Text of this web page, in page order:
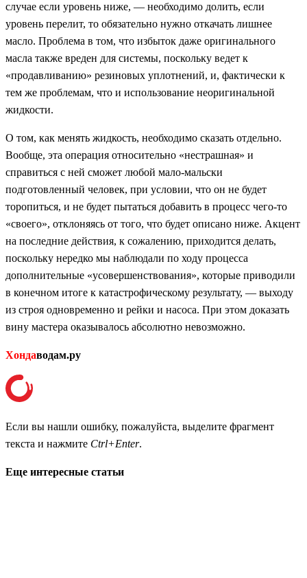
случае если уровень ниже, — необходимо долить, если
уровень перелит, то обязательно нужно откачать лишнее
масло. Проблема в том, что избыток даже оригинального
масла также вреден для системы, поскольку ведет к
«продавливанию» резиновых уплотнений, и, фактически к
тем же проблемам, что и использование неоригинальной
жидкости.
О том, как менять жидкость, необходимо сказать отдельно.
Вообще, эта операция относительно «нестрашная» и
справиться с ней сможет любой мало-мальски
подготовленный человек, при условии, что он не будет
торопиться, и не будет пытаться добавить в процесс чего-то
«своего», отклоняясь от того, что будет описано ниже. Акцент
на последние действия, к сожалению, приходится делать,
поскольку нередко мы наблюдали по ходу процесса
дополнительные «усовершенствования», которые приводили
в конечном итоге к катастрофическому результату, — выходу
из строя одновременно и рейки и насоса. При этом доказать
вину мастера оказывалось абсолютно невозможно.
Хондаводам.ру
Если вы нашли ошибку, пожалуйста, выделите фрагмент
текста и нажмите Ctrl+Enter.
Еще интересные статьи